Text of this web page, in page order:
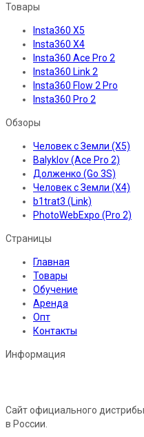
Товары
Insta360 X5
Insta360 X4
Insta360 Ace Pro 2
Insta360 Link 2
Insta360 Flow 2 Pro
Insta360 Pro 2
Обзоры
Человек с Земли (X5)
Balyklov (Ace Pro 2)
Долженко (Go 3S)
Человек с Земли (X4)
b1trat3 (Link)
PhotoWebExpo (Pro 2)
Страницы
Главная
Товары
Обучение
Аренда
Опт
Контакты
Информация
Сайт официального
в России.